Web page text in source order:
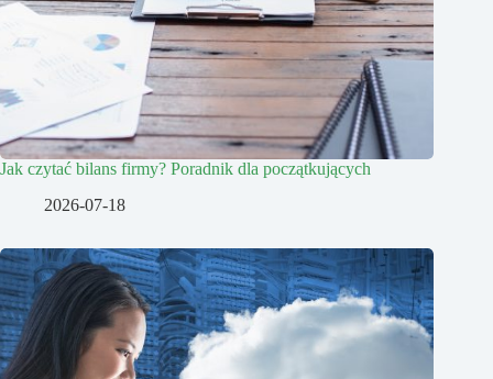
Jak czytać bilans firmy? Poradnik dla początkujących
2026-07-18